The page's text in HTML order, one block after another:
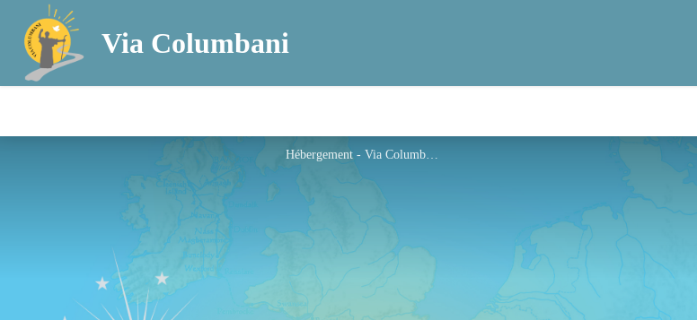
Via Columbani
Hébergement - Via Columbani